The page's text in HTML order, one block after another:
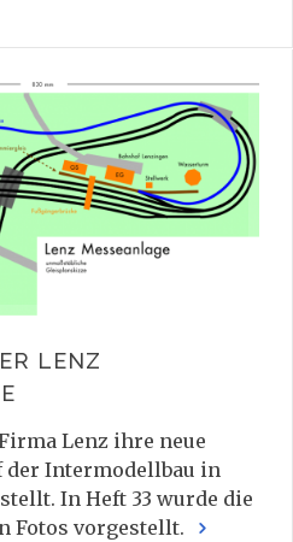
LENZ
Lenz ihre neue
der Intermodellbau in
In Heft 33 wurde die
Fotos vorgestellt.